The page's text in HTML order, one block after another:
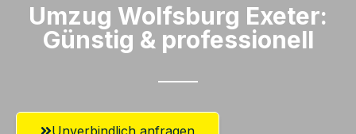
Umzug Wolfsburg​ Exeter:
Günstig & professionell​
Unverbindlich anfragen